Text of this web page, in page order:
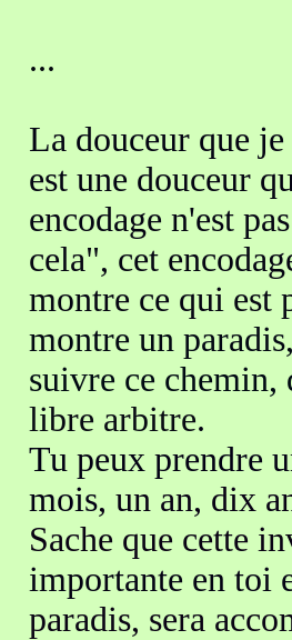
...
La douceur que
est une douceur
encodage n'est
cela", cet
montre ce qui est
montre un
suivre ce
libre arbitre.
Tu peux prendre
mois, un an, dix
Sache que cette
importante en toi
paradis, sera